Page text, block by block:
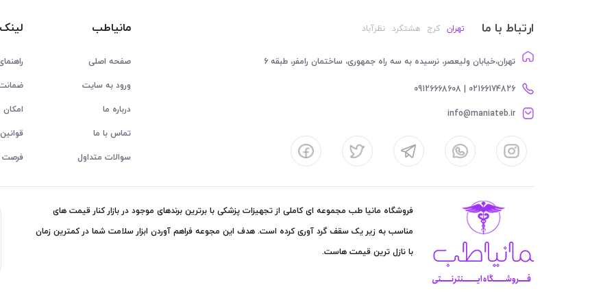
ارتباط با ما تهران کرج هشتگرد نظرآباد
تهران،خیابان ولیعصر، نرسیده به سه راه جمهوری، ساختمان رامفر، طبقه 6
02166174826 | 09126668608
info@maniateb.ir
مانیاطب
صفحه اصلی
ورود به سایت
درباره ما
تماس با ما
سوالات متداول
فرصت
فروشگاه مانیا طب مجموعه ای کاملی از تجهیزات پزشکی با برترین برندهای موجود در بازار کنار قیمت های
مناسب به زیر یک سقف گرد آوری کرده است. هدف این مجوعه فراهم آوردن ابزار سلامت شما در کمترین زمان
با نازل ترین قیمت هاست.